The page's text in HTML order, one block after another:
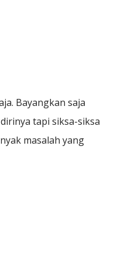
Bayangkan saja
tapi siksa-siksa
masalah yang